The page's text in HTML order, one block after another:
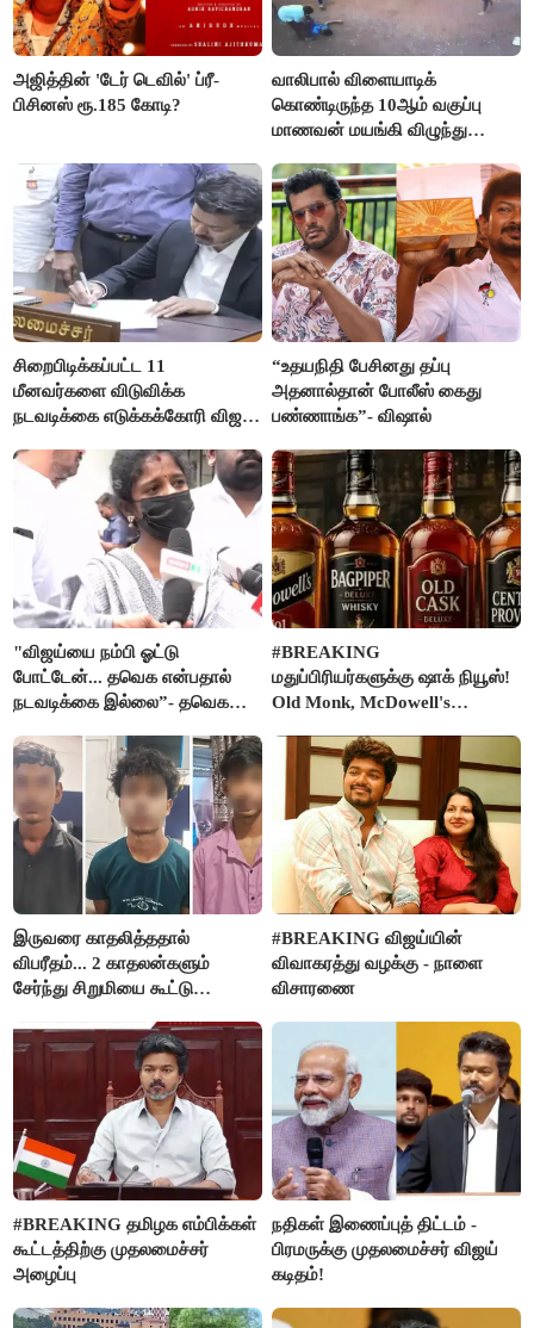
அஜித்தின் 'டேர் டெவில்' ப்ரீ-
பிசினஸ் ரூ.185 கோடி?
வாலிபால் விளையாடிக்
கொண்டிருந்த 10ஆம் வகுப்பு
மாணவன் மயங்கி விழுந்து
சிறைபிடிக்கப்பட்ட 11
மீனவர்களை விடுவிக்க
நடவடிக்கை எடுக்கக்கோரி விஜய்
“உதயநிதி பேசினது தப்பு
அதனால்தான் போலீஸ் கைது
பண்ணாங்க”- விஷால்
"விஜய்யை நம்பி ஓட்டு
போட்டேன்... தவெக என்பதால்
நடவடிக்கை இல்லை”- தவெக
கதறல்
#BREAKING
மதுப்பிரியர்களுக்கு ஷாக் நியூஸ்!
Old Monk, McDowell's
FSSAI தடை
இருவரை காதலித்ததால்
விபரீதம்... 2 காதலன்களும்
சேர்ந்து சிறுமியை கூட்டு
செய்த கொடூரம்
#BREAKING விஜய்யின்
விவாகரத்து வழக்கு - நாளை
விசாரணை
#BREAKING தமிழக எம்பிக்கள்
கூட்டத்திற்கு முதலமைச்சர்
அழைப்பு
நதிகள் இணைப்புத் திட்டம் -
பிரமருக்கு முதலமைச்சர் விஜய்
கடிதம்!